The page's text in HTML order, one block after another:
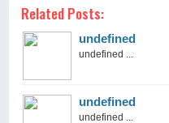
Related Posts:
undefined
undefined ...
undefined
undefined ...